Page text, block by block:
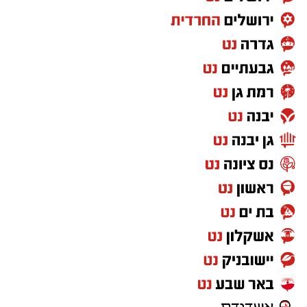
אוניות לחשמל חופי, הסבת מערכי התאורה ל-
LED, צמצום תנועת משאיות בשטחי הנמל וקידום
תחבורה חשמלית ואנרגיות מתחדשות.
כתוצאה מהמהלכים הללו, עצימות צריכת האנרגיה
כאשר במקביל הנמל מפעיל מערך ניטור אוויר
רציף הכולל חמש תחנות, מבצע פיקוח סביבתי
הדוק על פריקה וטעינה, מטפל במי נגר, משתמש
הדרכות בנושאי הגנת הסביבה לקבלנים ולבעלי
הרשאות.
את המגמה מסכמים ראשי הנהלת הנמל:
דירקטוריון חברת נמל אשדוד, שאול שניידר